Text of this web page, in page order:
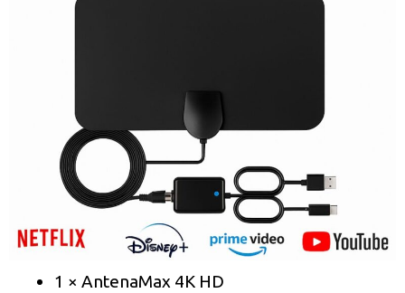
1 × AntenaMax 4K HD